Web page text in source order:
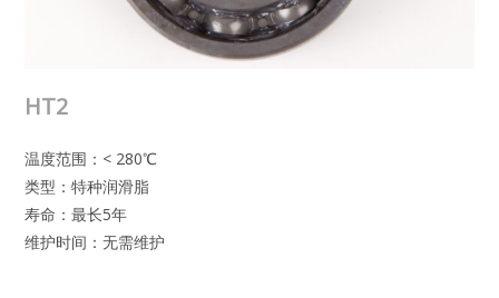
HT2
温度范围：< 280℃
类型：特种润滑脂
寿命：最长5年
维护时间：无需维护